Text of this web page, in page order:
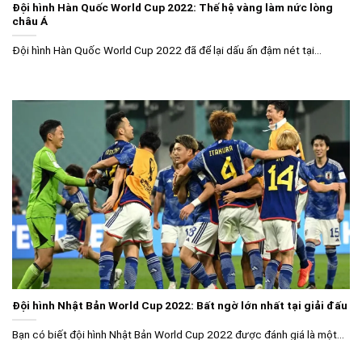
Đội hình Hàn Quốc World Cup 2022: Thế hệ vàng làm nức lòng
châu Á
Đội hình Hàn Quốc World Cup 2022 đã để lại dấu ấn đậm nét tại...
Đội hình Nhật Bản World Cup 2022: Bất ngờ lớn nhất tại giải đấu
Bạn có biết đội hình Nhật Bản World Cup 2022 được đánh giá là một...